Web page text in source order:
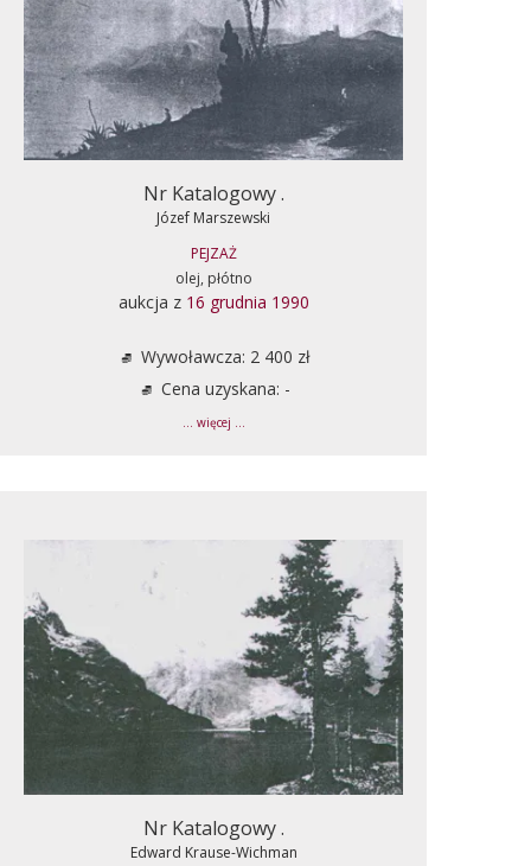
Nr Katalogowy .
Józef Marszewski
PEJZAŻ
olej, płótno
aukcja z 16 grudnia 1990
Wywoławcza: 2 400 zł
Cena uzyskana: -
... więcej ...
Nr Katalogowy .
Edward Krause-Wichman